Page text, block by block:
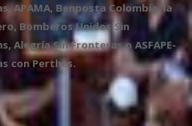
APAMA, Benposta Colombia, la
Bomberos Unidos Sin
Alegría Sin Fronteras o ASFAPE-
con Perthes.